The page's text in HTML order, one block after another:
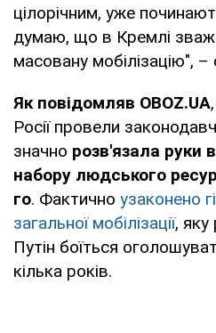
цілорічним, уже
думаю, що в Кремлі
масовану мобілізацію",
Як повідомляв OBOZ.UA
Росії провели
значно розв'язала руки
набору людського
го. Фактично узаконено
загальної мобілізації, яку
Путін боїться
кілька років.